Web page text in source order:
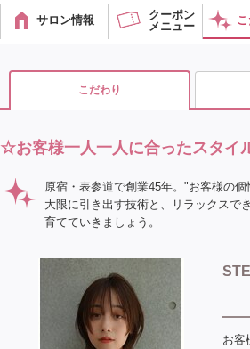
サロン情報
クーポン
メニュー
こだわり
☆お客様一人一人に合ったスタイ
原宿・表参道で創業45年。"お客様の
大限に引き出す技術と、リラックスで
育てていきましょう。
お客